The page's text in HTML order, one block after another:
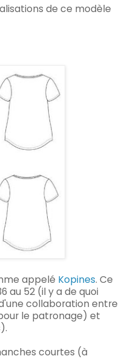
de ce modèle
appelé Kopines. Ce
au 52 (il y a de quoi
collaboration entre
le patronage) et
courtes (à